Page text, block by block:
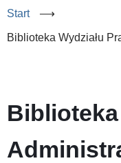
Start ⟶
Biblioteka Wydziału
Biblioteka